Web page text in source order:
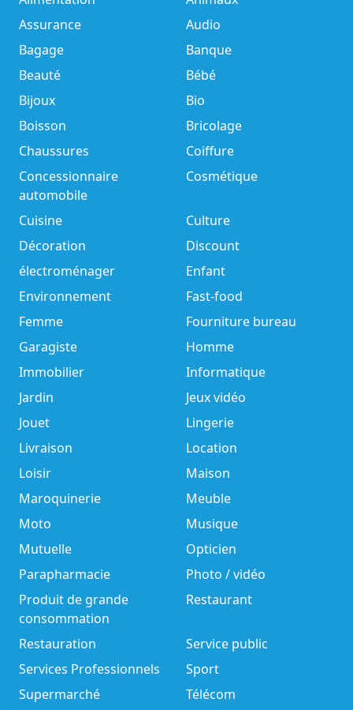
Assurance
Audio
Bagage
Banque
Beauté
Bébé
Bijoux
Bio
Boisson
Bricolage
Chaussures
Coiffure
Concessionnaire
automobile
Cosmétique
Cuisine
Culture
Décoration
Discount
électroménager
Enfant
Environnement
Fast-food
Femme
Fourniture bureau
Garagiste
Homme
Immobilier
Informatique
Jardin
Jeux vidéo
Jouet
Lingerie
Livraison
Location
Loisir
Maison
Maroquinerie
Meuble
Moto
Musique
Mutuelle
Opticien
Parapharmacie
Photo / vidéo
Produit de grande
consommation
Restaurant
Restauration
Service public
Services Professionnels
Sport
Supermarché
Télécom